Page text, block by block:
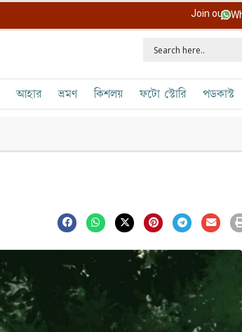
Join our
আহার ভ্রমণ কিশলয় ফটো স্টোরি পডকাস্ট